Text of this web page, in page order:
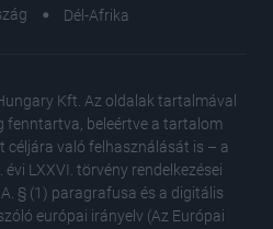
Dél-Afrika
Kft. Az oldalak tartalmával
fenntartva, beleértve a tartalom
céljára való felhasználását is – a
LXXVI. törvény rendelkezései
§ (1) paragrafusa és a digitális
európai irányelv (Az Európai